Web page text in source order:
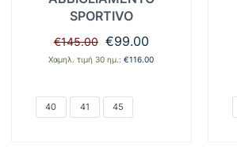
SPORTIVO
€145.00 Original
price
was:
€99.00Η
τρέχουσα
Χαμηλ. τιμή 30 ημ.:€116.00
40 41 45